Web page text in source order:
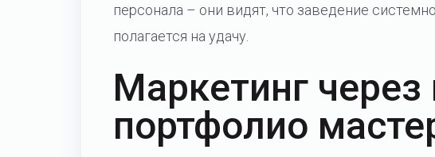
персонала – они видят, что заведение
полагается на удачу.
Маркетинг через
портфолио